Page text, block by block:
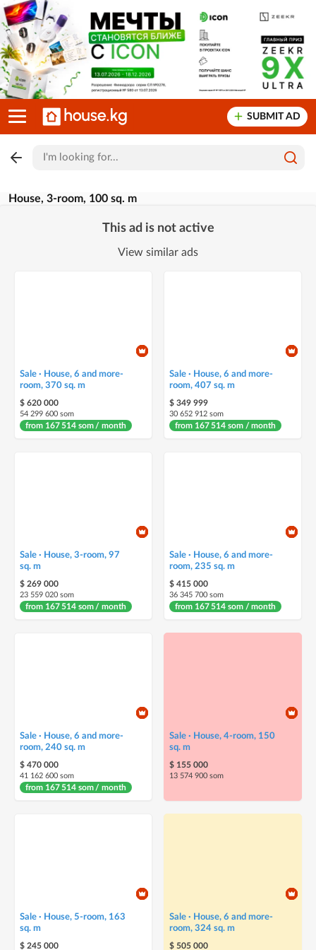
SUBMIT AD
House, 3-room, 100 sq. m
This ad is not active
View similar ads
Sale · House, 6 and more-
room, 370 sq. m
$ 620 000
54 299 600 som
from 167 514 som / month
Sale · House, 6 and more-
room, 407 sq. m
$ 349 999
30 652 912 som
from 167 514 som / month
Sale · House, 3-room, 97
sq. m
$ 269 000
23 559 020 som
from 167 514 som / month
Sale · House, 6 and more-
room, 235 sq. m
$ 415 000
36 345 700 som
from 167 514 som / month
Sale · House, 6 and more-
room, 240 sq. m
$ 470 000
41 162 600 som
from 167 514 som / month
Sale · House, 4-room, 150
sq. m
$ 155 000
13 574 900 som
Sale · House, 5-room, 163
sq. m
$ 245 000
Sale · House, 6 and more-
room, 324 sq. m
$ 505 000